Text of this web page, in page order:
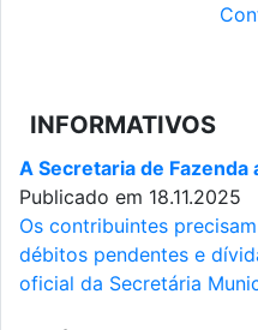
INFORMATIVOS
A Secretaria de Fazenda
Publicado em 18.11.2025
Os contribuintes
débitos pendentes e
oficial da Secretária